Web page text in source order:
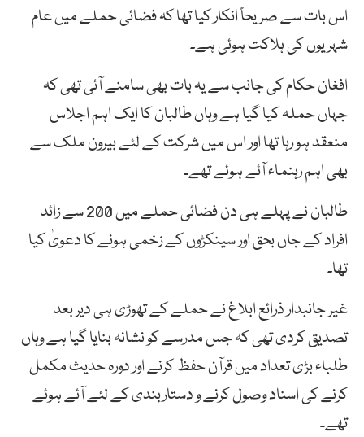
اس بات سے صریحاً انکار کیا تھا کہ فضائی حملے میں عام
شہریوں کی ہلاکت ہوئی ہے۔
افغان حکام کی جانب سے یہ بات بھی سامنے آئی تھی کہ
جہاں حملہ کیا گیا ہے وہاں طالبان کا ایک اہم اجلاس
منعقد ہو رہا تھا اور اس میں شرکت کے لئے بیرون ملک سے
بھی اہم رہنماء آئے ہوئے تھے۔
طالبان نے پہلے ہی دن فضائی حملے میں 200 سے زائد
افراد کے جاں بحق اور سینکڑوں کے زخمی ہونے کا دعویٰ کیا
تھا۔
غیر جانبدار ذرائع ابلاغ نے حملے کے تھوڑی ہی دیر بعد
تصدیق کردی تھی کہ جس مدرسے کو نشانہ بنایا گیا ہے وہاں
طلباء بڑی تعداد میں قرآن حفظ کرنے اور دورہ حدیث مکمل
کرنے کی اسناد وصول کرنے و دستاربندی کے لئے آئے ہوئے
تھے۔